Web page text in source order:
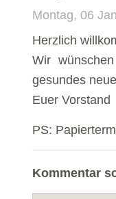
Montag, 06
Herzlich
Wir
gesundes
Euer Vorstand
PS:
Kommentar